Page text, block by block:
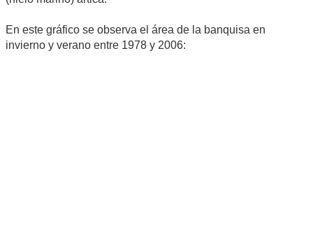
En este gráfico se observa el área de la banquisa en
invierno y verano entre 1978 y 2006: